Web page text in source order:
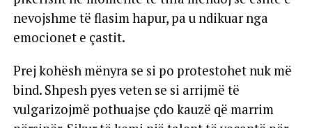
nevojshme të flasim hapur, pa u ndikuar nga
emocionet e çastit.
Prej kohësh mënyra se si po protestohet nuk më
bind. Shpesh pyes veten se si arrijmë të
vulgarizojmë pothuajse çdo kauzë që marrim